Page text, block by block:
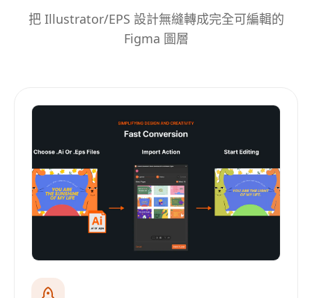
把 Illustrator/EPS 設計無縫轉成完全可編輯的
Figma 圖層